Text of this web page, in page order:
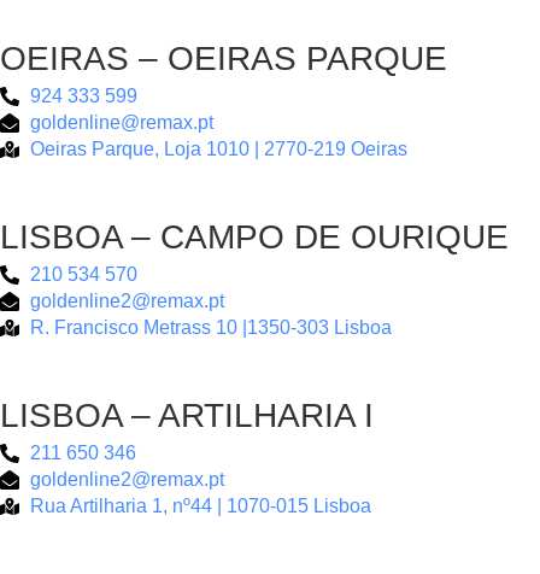
OEIRAS – OEIRAS PARQUE
924 333 599
goldenline@remax.pt
Oeiras Parque, Loja 1010 | 2770-219 Oeiras
LISBOA – CAMPO DE OURIQUE
210 534 570
goldenline2@remax.pt
R. Francisco Metrass 10 |1350-303 Lisboa
LISBOA – ARTILHARIA I
211 650 346
goldenline2@remax.pt
Rua Artilharia 1, nº44 | 1070-015 Lisboa